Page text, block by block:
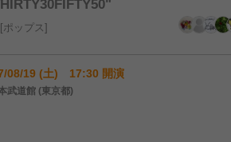
ポップス
08/19 (土) 17:30 開演
武道館 (東京都)